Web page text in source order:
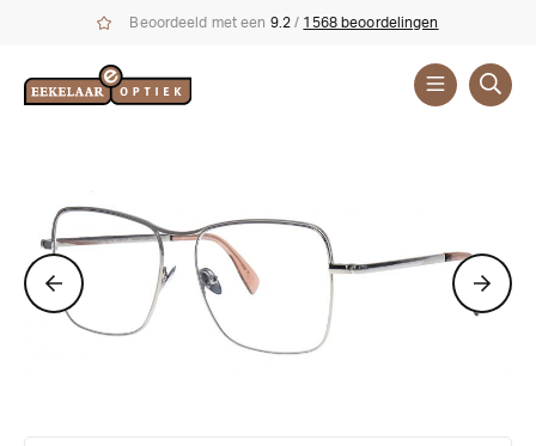
Beoordeeld met een 9.2 / 1568 beoordelingen
Merken
Coblens